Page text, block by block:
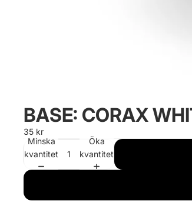
BASE: CORAX
35 kr
Minska
kvantitet
Öka
kvantitet